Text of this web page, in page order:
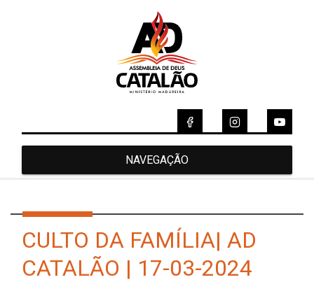
NAVEGAÇÃO
CULTO DA FAMÍLIA| AD
CATALÃO | 17-03-2024